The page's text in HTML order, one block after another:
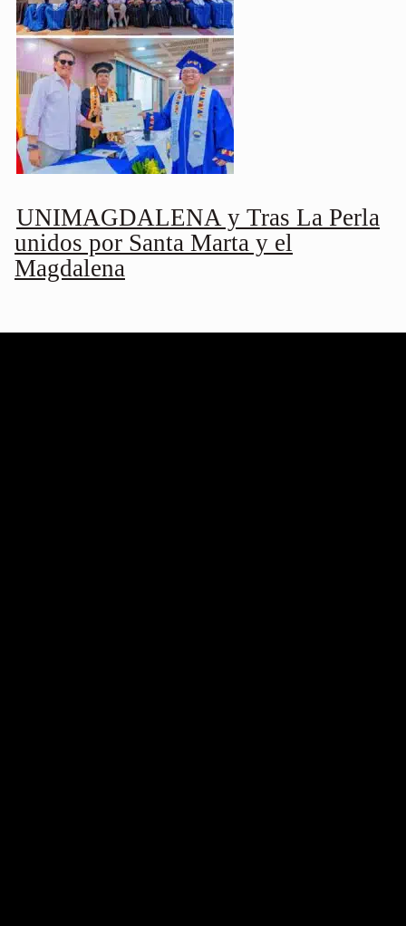
UNIMAGDALENA y Tras La Perla
unidos por Santa Marta y el
Magdalena